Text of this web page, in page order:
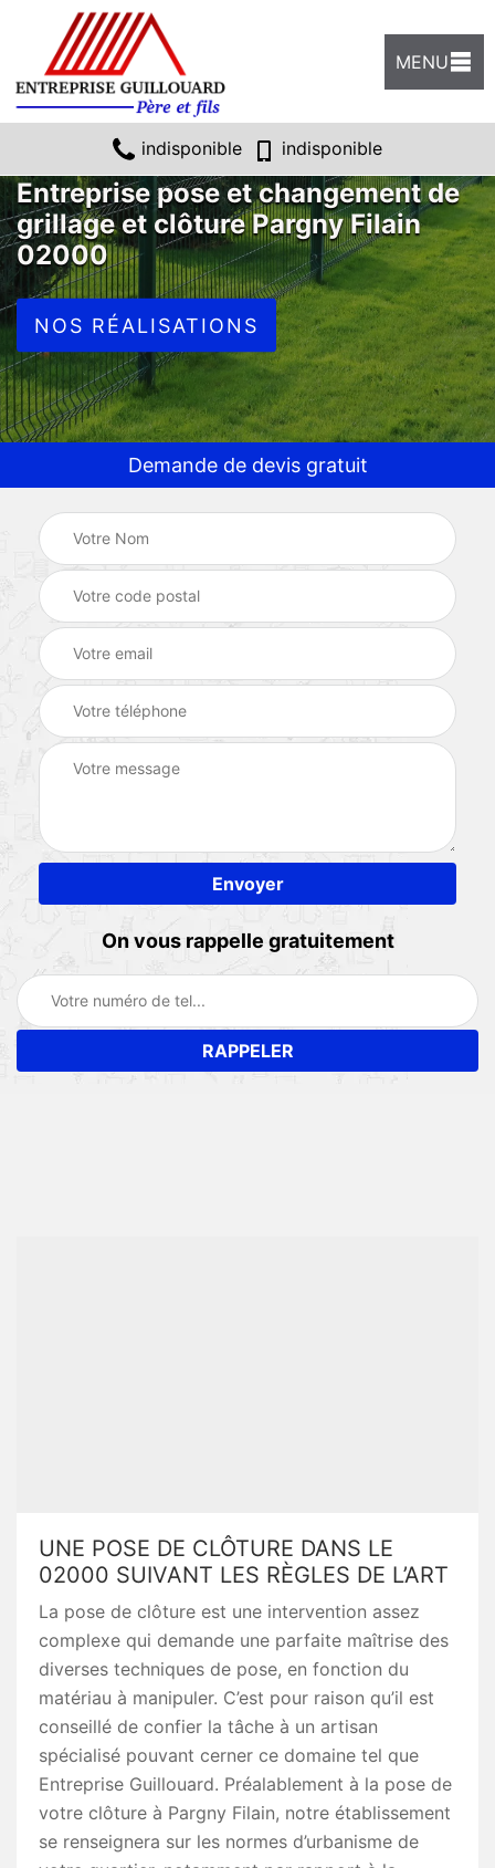
MENU
indisponible indisponible
Entreprise pose et changement de
grillage et clôture Pargny Filain
02000
NOS RÉALISATIONS
Demande de devis gratuit
On vous rappelle gratuitement
UNE POSE DE CLÔTURE DANS LE
02000 SUIVANT LES RÈGLES DE L’ART
La pose de clôture est une intervention assez
complexe qui demande une parfaite maîtrise des
diverses techniques de pose, en fonction du
matériau à manipuler. C’est pour raison qu’il est
conseillé de confier la tâche à un artisan
spécialisé pouvant cerner ce domaine tel que
Entreprise Guillouard. Préalablement à la pose de
votre clôture à Pargny Filain, notre établissement
se renseignera sur les normes d’urbanisme de